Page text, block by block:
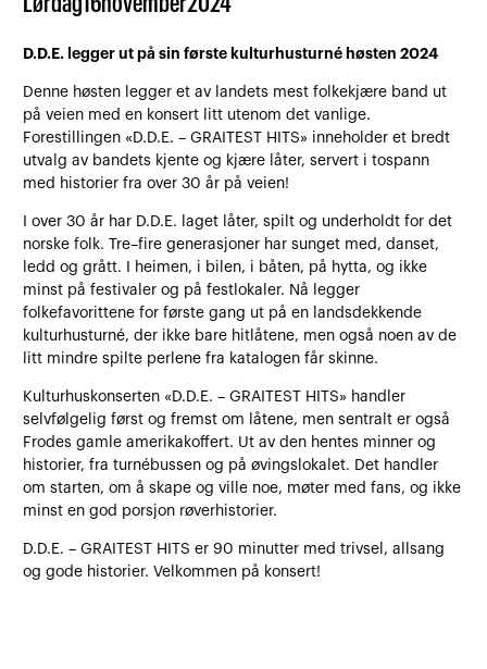
D.D.E. legger ut på sin første kulturhusturné høsten 2024
Denne høsten legger et av landets mest folkekjære band ut
på veien med en konsert litt utenom det vanlige.
Forestillingen «D.D.E. – GRAITEST HITS» inneholder et bredt
utvalg av bandets kjente og kjære låter, servert i tospann
med historier fra over 30 år på veien!
I over 30 år har D.D.E. laget låter, spilt og underholdt for det
norske folk. Tre–fire generasjoner har sunget med, danset,
ledd og grått. I heimen, i bilen, i båten, på hytta, og ikke
minst på festivaler og på festlokaler. Nå legger
folkefavorittene for første gang ut på en landsdekkende
kulturhusturné, der ikke bare hitlåtene, men også noen av de
litt mindre spilte perlene fra katalogen får skinne.
Kulturhuskonserten «D.D.E. – GRAITEST HITS» handler
selvfølgelig først og fremst om låtene, men sentralt er også
Frodes gamle amerikakoffert. Ut av den hentes minner og
historier, fra turnébussen og på øvingslokalet. Det handler
om starten, om å skape og ville noe, møter med fans, og ikke
minst en god porsjon røverhistorier.
D.D.E. – GRAITEST HITS er 90 minutter med trivsel, allsang
og gode historier. Velkommen på konsert!